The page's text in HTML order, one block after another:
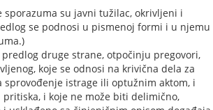
sporazuma su javni tužilac, okrivljeni i
se podnosi u pismenoj formi i u njemu
druge strane, otpočinju pregovori,
koje se odnosi na krivična dela za
istrage ili optužnim aktom, i
i koje ne može biti delimično,